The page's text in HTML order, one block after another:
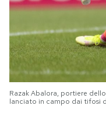
Razak Abalora, portiere
lanciato in campo dai tifosi